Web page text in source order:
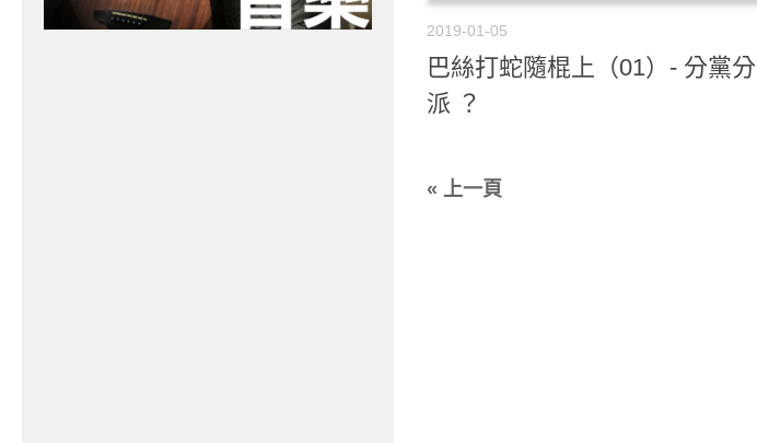
2019-01-05
巴絲打蛇隨棍上（01）- 分黨分
派 ？
« 上一頁